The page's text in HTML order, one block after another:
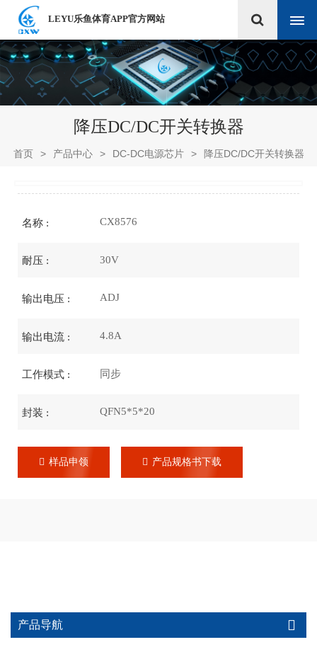
LEYU乐鱼体育APP官方网站
降压DC/DC开关转换器
首页 > 产品中心 > DC-DC电源芯片 > 降压DC/DC开关转换器
名称 : CX8576
耐压 : 30V
输出电压 : ADJ
输出电流 : 4.8A
工作模式 : 同步
封装 : QFN5*5*20
样品申领 产品规格书下载
产品导航